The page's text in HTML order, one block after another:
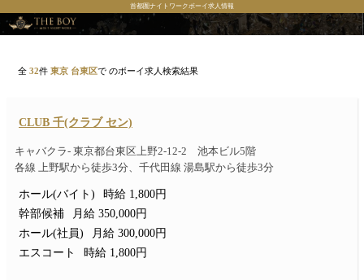
首都圏ナイトワークボーイ求人情報
全32件東京 台東区で のボーイ求人検索結果
CLUB 千(クラブ セン)
キャバクラ- 東京都台東区上野2-12-2 池本ビル5階
各線 上野駅から徒歩3分、千代田線 湯島駅から徒歩3分
ホール(バイト)
時給 1,800円
幹部候補
月給 350,000円
ホール(社員)
月給 300,000円
エスコート
時給 1,800円